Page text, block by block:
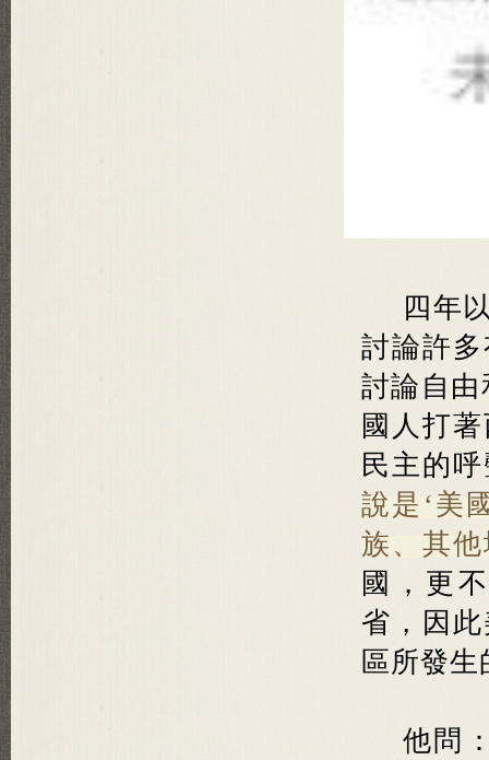
四年
討論許
討論自由
國人打
民主的
說是‘美
族、其
國，更
省，因
區所發
他問